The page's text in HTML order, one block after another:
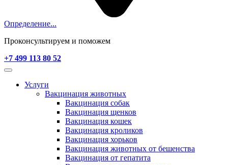
Определение...
Проконсультируем и поможем
+7 499 113 80 52
Услуги
Вакцинация животных
Вакцинация собак
Вакцинация щенков
Вакцинация кошек
Вакцинация кроликов
Вакцинация хорьков
Вакцинация животных от бешенства
Вакцинация от гепатита